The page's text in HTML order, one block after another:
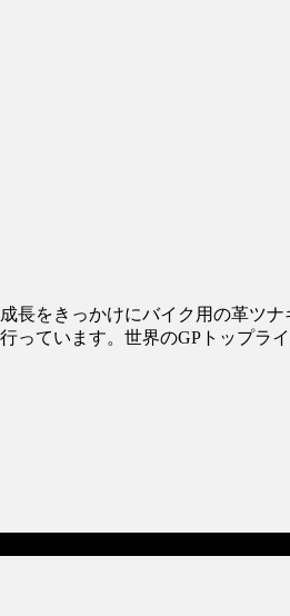
長をきっかけにバイク用の革ツ
ています。世界のGPトップラ